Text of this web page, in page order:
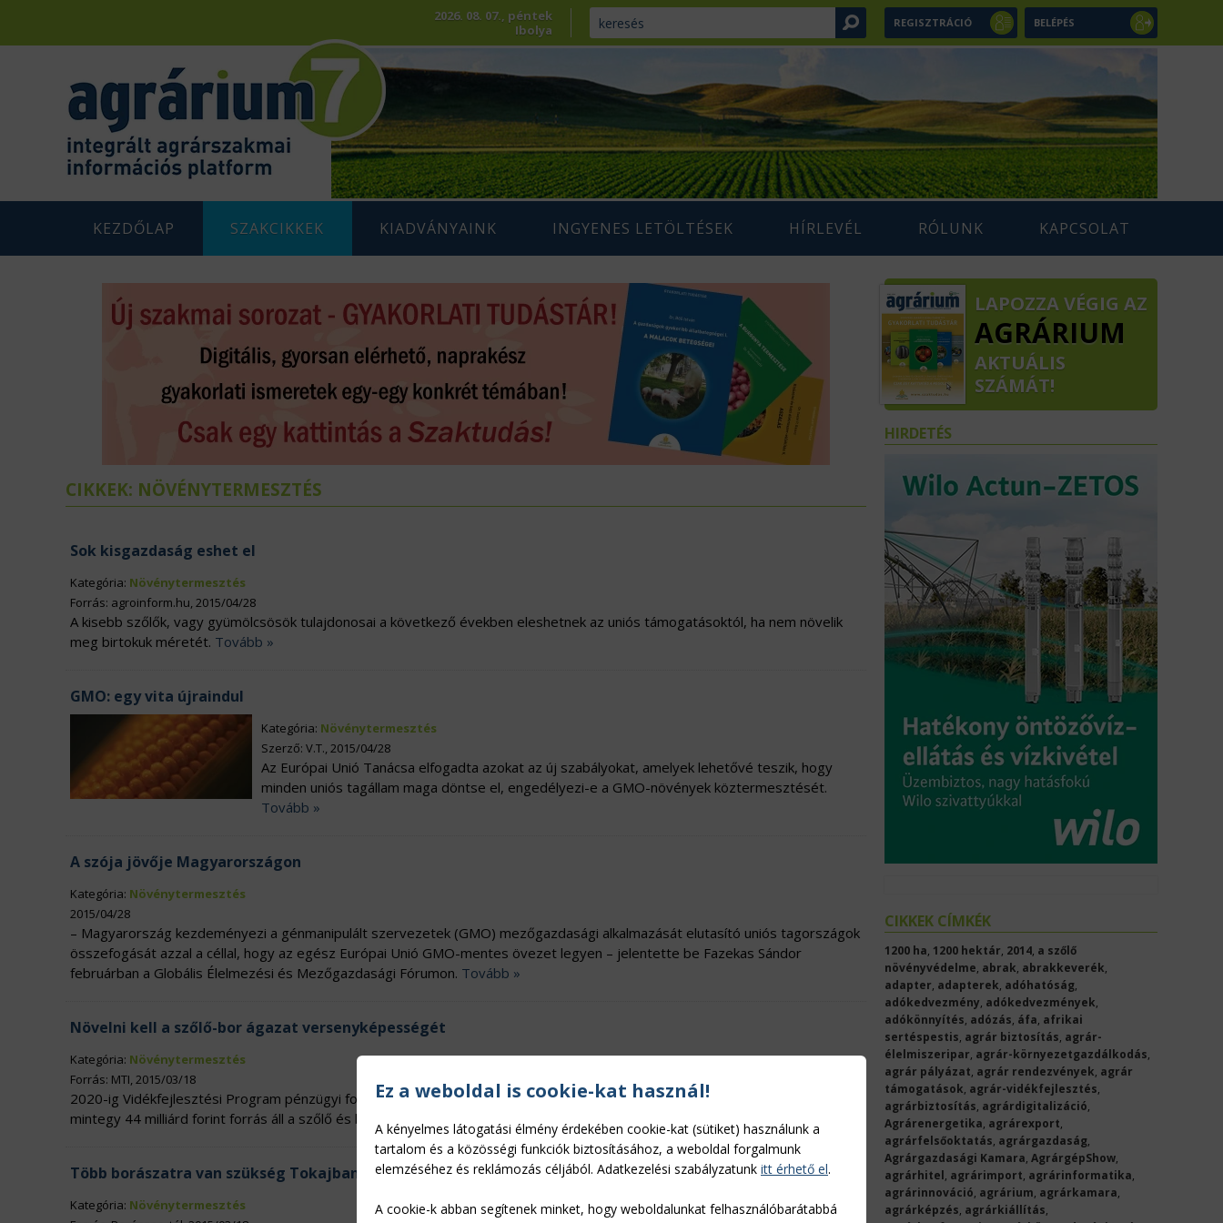
REGISZTRÁCIÓ BELÉPÉS
2026. 08. 07., péntek
Ibolya
KEZDŐLAP SZAKCIKKEK
AGRÁRENERGETIKA
AGRÁRGAZDASÁG
GÉPESÍTÉS
AGRÁRTÁMOGATÁSOK KAMARA
ÁLLATTENYÉSZTÉS NÖVÉNYTERMESZTÉS
ÉLELMISZERIPAR NÖVÉNYVÉDELEM
EURÓPAI UNIÓ VIDÉKFEJLESZTÉS
KIADVÁNYAINK
AGRÁRIUM SZAKLAP
AGRÁR SZAKKÖNYVEK
INGYENES LETÖLTÉSEK
AGRÁRIUM MAGAZIN ARCHÍVUM
SZAKMAI TANULMÁNYOK
HÍRLEVÉL RÓLUNK KAPCSOLAT
CIKKEK: NÖVÉNYTERMESZTÉS
Sok kisgazdaság eshet el
Kategória: Növénytermesztés
Forrás: agroinform.hu, 2015/04/28
A kisebb szőlők, vagy gyümölcsösök tulajdonosai a következő években eleshetnek az uniós támogatásoktól, ha nem növelik
meg birtokuk méretét. Tovább »
GMO: egy vita újraindul
Kategória: Növénytermesztés
Szerző: V.T., 2015/04/28
Az Európai Unió Tanácsa elfogadta azokat az új szabályokat, amelyek lehetővé teszik, hogy
minden uniós tagállam maga döntse el, engedélyezi-e a GMO-növények köztermesztését.
Tovább »
A szója jövője Magyarországon
Kategória: Növénytermesztés
2015/04/28
– Magyarország kezdeményezi a génmanipulált szervezetek (GMO) mezőgazdasági alkalmazását elutasító uniós tagországok
összefogását azzal a céllal, hogy az egész Európai Unió GMO-mentes övezet legyen – jelentette be Fazekas Sándor
februárban a Globális Élelmezési és Mezőgazdasági Fórumon. Tovább »
Növelni kell a szőlő-bor ágazat versenyképességét
Kategória: Növénytermesztés
Forrás: MTI, 2015/03/18
2020-ig Vidékfejlesztési Program pénzügyi forrásából mintegy 20 milliárd forint, az Európai Mezőgazdasági Garanciaalapból
mintegy 44 milliárd forint forrás áll a szőlő és bortelmelők rendelkezésére.
Több borászatra van szükség Tokajban
Kategória: Növénytermesztés
LAPOZZA VÉGIG AZ
AGRÁRIUM
AKTUÁLIS
SZÁMÁT!
HIRDETÉS
CIKKEK CÍMKÉK
1200 ha, 1200 hektár, 2014, a szőlő
növényvédelme, abrak, abrakkeverék,
adapter, adapterek, adóhatóság,
adókedvezmény, adókedvezmények,
adókönnyítés, adózás, áfa, afrikai
sertéspestis, agrár biztosítás, agrár-
élelmiszeripar, agrár-környezetgazdálkodás,
agrár pályázat, agrár rendezvények, agrár
támogatások, agrár-vidékfejlesztés,
agrárbiztosítás, agrárdigitalizáció,
Agrárenergetika, agrárexport,
agrárfelsőoktatás, agrárgazdaság,
Agrárgazdasági Kamara, AgrárgépShow,
agrárhitel, agrárimport, agrárinformatika,
agrárinnováció, agrárium, agrárkamara,
agrárképzés, agrárkiállítás,
Ez a weboldal is cookie-kat használ!
A kényelmes látogatási élmény érdekében cookie-kat (sütiket) használunk a
tartalom és a közösségi funkciók biztosításához, a weboldal forgalmunk
elemzéséhez és reklámozás céljából. Adatkezelési szabályzatunk itt érhető el.
A cookie-k abban segítenek minket, hogy weboldalunkat felhasználóbarátabbá